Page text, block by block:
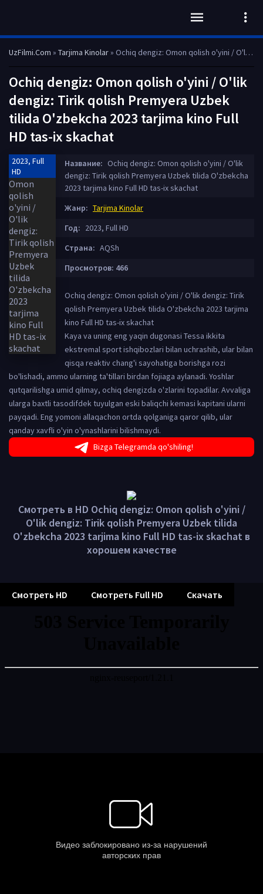
UzFilmi.Com » Tarjima Kinolar» Ochiq dengiz: Omon qolish o'yini / O'lik dengiz: Tirik qolish Premyera Uzbek tilida O'zbekcha 2023 tarjima kino Full HD tas-ix skachat
Ochiq dengiz: Omon qolish o'yini / O'lik
dengiz: Tirik qolish Premyera Uzbek
tilida O'zbekcha 2023 tarjima kino Full
HD tas-ix skachat
2023, Full
HD
Название: Ochiq dengiz: Omon qolish o'yini / O'lik
dengiz: Tirik qolish Premyera Uzbek tilida O'zbekcha
2023 tarjima kino Full HD tas-ix skachat
Жанр: Tarjima Kinolar
Год: 2023, Full HD
Страна: AQSh
Просмотров: 466
Ochiq dengiz: Omon qolish o'yini / O'lik dengiz: Tirik
qolish Premyera Uzbek tilida O'zbekcha 2023 tarjima
kino Full HD tas-ix skachat
Kaya va uning eng yaqin dugonasi Tessa ikkita
ekstremal sport ishqibozlari bilan uchrashib, ular bilan
qisqa reaktiv chang'i sayohatiga borishga rozi
bo'lishadi, ammo ularning ta'tillari birdan fojiaga aylanadi. Yoshlar
qutqarilishga umid qilmay, ochiq dengizda o'zlarini topadilar. Avvaliga
ularga baxtli tasodifdek tuyulgan eski baliqchi kemasi kapitani ularni
payqadi. Eng yomoni allaqachon ortda qolganiga qaror qilib, ular
qanday xavfli o'yin o'ynashlarini bilishmaydi.
Bizga Telegramda qo'shiling!
Смотреть в HD Ochiq dengiz: Omon qolish o'yini /
O'lik dengiz: Tirik qolish Premyera Uzbek tilida
O'zbekcha 2023 tarjima kino Full HD tas-ix skachat в
хорошем качестве
Смотреть HD Смотреть Full HD Скачать